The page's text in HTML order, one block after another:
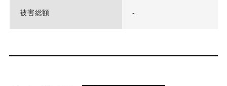
被害総額 -